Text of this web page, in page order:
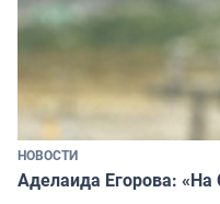
НОВОСТИ
Аделаида Егорова: